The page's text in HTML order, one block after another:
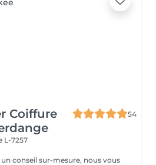
Coiffure
54
L-7257
conseil sur-mesure, nous vous